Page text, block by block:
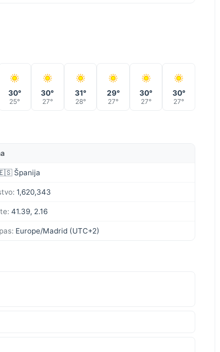
30°
25°
30°
27°
31°
28°
29°
27°
30°
27°
30°
27°
Španija
1,620,343
41.39, 2.16
Europe/Madrid (UTC+2)